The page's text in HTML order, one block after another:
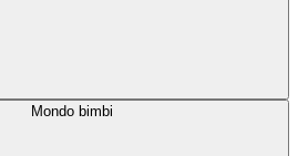
Mondo bimbi